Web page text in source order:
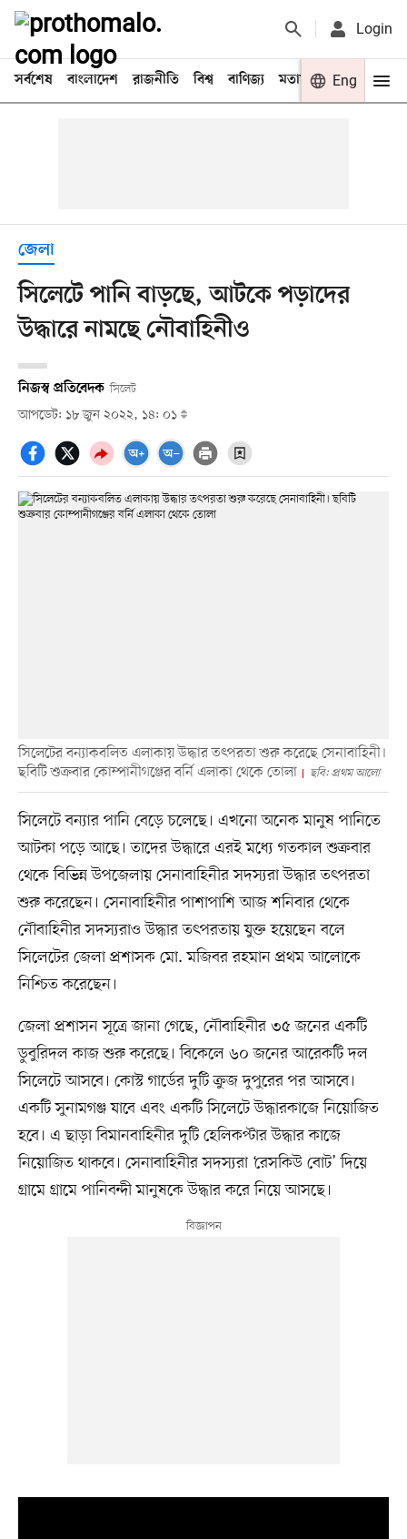
Login
সর্বশেষ বাংলাদেশ রাজনীতি বিশ্ব বাণিজ্য মতামত খেলা
Eng
জেলা
সিলেটে পানি বাড়ছে, আটকে পড়াদের
উদ্ধারে নামছে নৌবাহিনীও
নিজস্ব প্রতিবেদক সিলেট
আপডেট: ১৮ জুন ২০২২, ১৪: ০১
সিলেটের বন্যাকবলিত এলাকায় উদ্ধার তৎপরতা শুরু করেছে সেনাবাহিনী।
ছবিটি শুক্রবার কোম্পানীগঞ্জের বর্নি এলাকা থেকে তোলা
ছবি: প্রথম আলো
সিলেটে বন্যার পানি বেড়ে চলেছে। এখনো অনেক মানুষ পানিতে
আটকা পড়ে আছে। তাদের উদ্ধারে এরই মধ্যে গতকাল শুক্রবার
থেকে বিভিন্ন উপজেলায় সেনাবাহিনীর সদস্যরা উদ্ধার তৎপরতা
শুরু করেছেন। সেনাবাহিনীর পাশাপাশি আজ শনিবার থেকে
নৌবাহিনীর সদস্যরাও উদ্ধার তৎপরতায় যুক্ত হয়েছেন বলে
সিলেটের জেলা প্রশাসক মো. মজিবর রহমান প্রথম আলোকে
নিশ্চিত করেছেন।
জেলা প্রশাসন সূত্রে জানা গেছে, নৌবাহিনীর ৩৫ জনের একটি
ডুবুরিদল কাজ শুরু করেছে। বিকেলে ৬০ জনের আরেকটি দল
সিলেটে আসবে। কোস্ট গার্ডের দুটি ক্রুজ দুপুরের পর আসবে।
একটি সুনামগঞ্জ যাবে এবং একটি সিলেটে উদ্ধারকাজে নিয়োজিত
হবে। এ ছাড়া বিমানবাহিনীর দুটি হেলিকপ্টার উদ্ধার কাজে
নিয়োজিত থাকবে। সেনাবাহিনীর সদস্যরা ‘রেসকিউ বোট’ দিয়ে
গ্রামে গ্রামে পানিবন্দী মানুষকে উদ্ধার করে নিয়ে আসছে।